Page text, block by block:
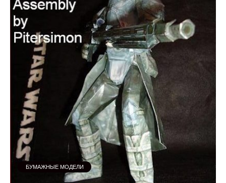
БУМАЖНЫЕ МОДЕЛИ